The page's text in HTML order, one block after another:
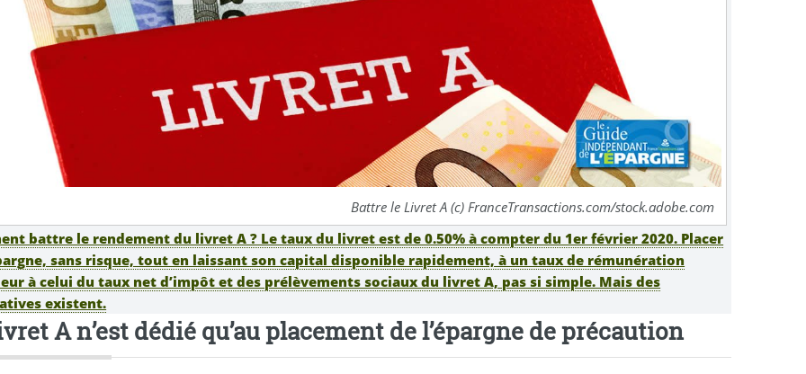
Battre le Livret A (c) FranceTransactions.com/stock.adobe.com
battre le rendement du livret A ? Le taux du livret est de 0.50% à compter du 1er février 2020. Placer
sans risque, tout en laissant son capital disponible rapidement, à un taux de rémunération
à celui du taux net d’impôt et des prélèvements sociaux du livret A, pas si simple. Mais des
existent.
A n’est dédié qu’au placement de l’épargne de précaution